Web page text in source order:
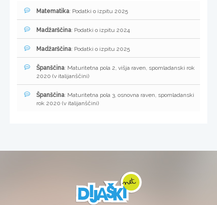
Matematika: Podatki o izpitu 2025
Madžarščina: Podatki o izpitu 2024
Madžarščina: Podatki o izpitu 2025
Španščina: Maturitetna pola 2, višja raven, spomladanski rok
2020 (v italijanščini)
Španščina: Maturitetna pola 3, osnovna raven, spomladanski
rok 2020 (v italijanščini)